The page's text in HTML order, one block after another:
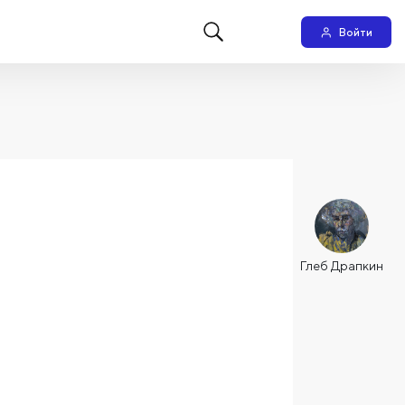
Войти
Глеб Драпкин